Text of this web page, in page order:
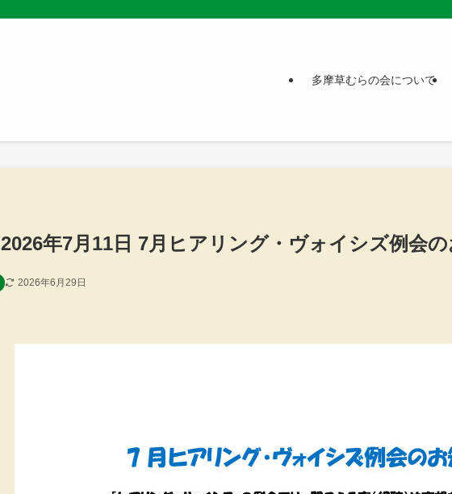
多摩草むらの会について
2026年7月11日 7月ヒアリング・ヴォイシズ例会
2026年6月29日